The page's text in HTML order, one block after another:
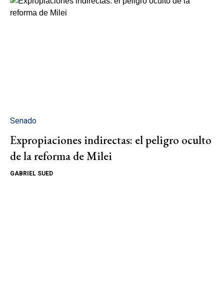
Senado
Expropiaciones indirectas: el peligro oculto
de la reforma de Milei
GABRIEL SUED